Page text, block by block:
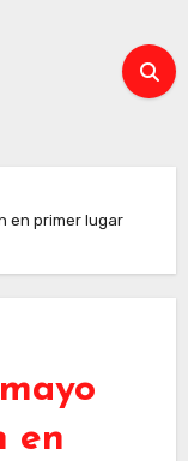
en primer lugar
en